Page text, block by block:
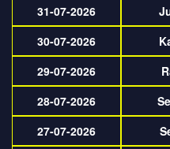
31-07-2026
30-07-2026
29-07-2026
28-07-2026
27-07-2026